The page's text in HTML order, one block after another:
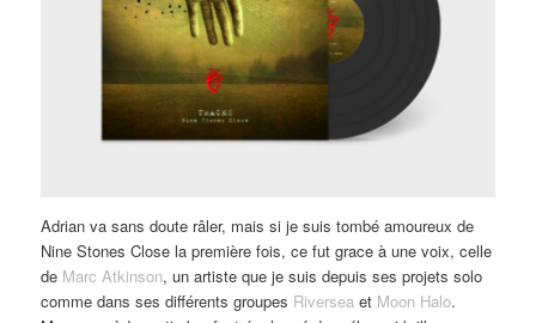
Adrian va sans doute râler, mais si je suis tombé amoureux de
Nine Stones Close la première fois, ce fut grace à une voix, celle
de Marc Atkinson, un artiste que je suis depuis ses projets solo
comme dans ses différents groupes Riversea et Moon Halo.